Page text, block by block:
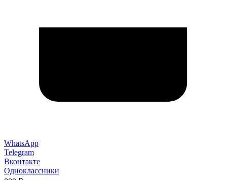
WhatsApp
Telegram
Вконтакте
Одноклассники